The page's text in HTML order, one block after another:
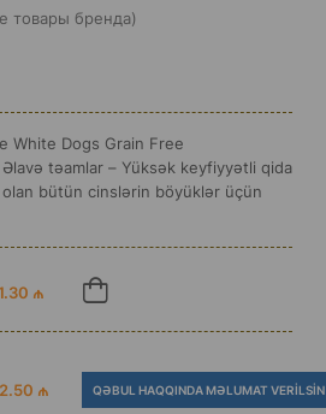
товары бренда)
White Dogs Grain Free
təamlar – Yüksək keyfiyyətli qida
bütün cinslərin böyüklər üçün
₼
₼ QƏBUL HAQQINDA MƏLUMAT VERILSIN